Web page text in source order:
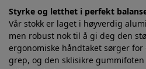
Styrke og letthet i perfekt
Vår stokk er laget i høyverdig
men robust nok til å gi deg den
ergonomiske håndtaket sørger
grep, og den sklisikre